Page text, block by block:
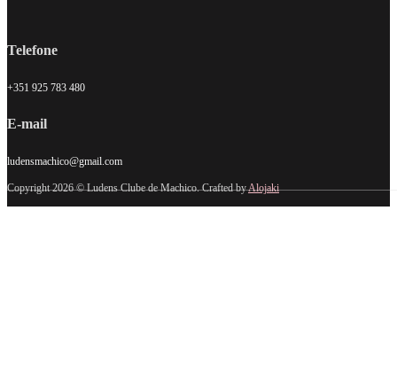
Telefone
+351 925 783 480
E-mail
ludensmachico@gmail.com
Copyright 2026 © Ludens Clube de Machico. Crafted byAlojaki